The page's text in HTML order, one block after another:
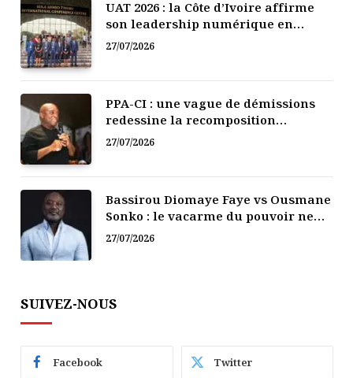
UAT 2026 : la Côte d’Ivoire affirme
son leadership numérique en
Afrique
27/07/2026
PPA-CI : une vague de démissions
redessine la recomposition
politique
27/07/2026
Bassirou Diomaye Faye vs Ousmane
Sonko : le vacarme du pouvoir ne
doit pas faire oublier les liens de la
Fraternité
27/07/2026
SUIVEZ-NOUS
Facebook Twitter